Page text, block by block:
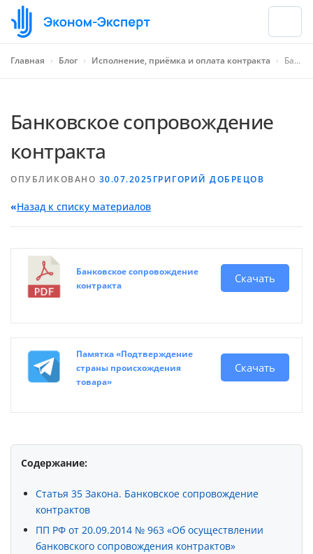
Главная › Блог › Исполнение, приёмка и оплата контракта › Банковское сопровождение контракта
Банковское сопровождение
контракта
ОПУБЛИКОВАНО 30.07.2025ГРИГОРИЙ ДОБРЕЦОВ
«Назад к списку материалов
Банковское сопровождение
контракта
Скачать
Памятка «Подтверждение
страны происхождения
товара»
Скачать
Содержание:
Статья 35 Закона. Банковское сопровождение
контрактов
ПП РФ от 20.09.2014 № 963 «Об осуществлении
банковского сопровождения контрактов»